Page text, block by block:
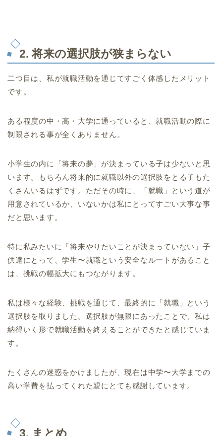
2. 将来の選択肢が狭まらない
二つ目は、私が就職活動を通じてすごく体感したメリット
です。
ある程度の中・高・大学に通っていると、就職活動の際に
制限される事が全くありません。
小学生の内に「将来の夢」が決まっている子は少ないと思
います。もちろん将来的に就職以外の選択肢をとる子もた
くさんいるはずです。ただその時に、「就職」という道が
用意されているか、いないかは私にとってすごい大事な事
だと思います。
特に私みたいに「将来やりたいことが決まっていない」子
供達にとって、学生〜就職という安全なルートがあること
は、挑戦の幅拡大にもつながります。
私は様々な経験、挑戦を通じて、最終的に「就職」という
選択肢を取りました。選択肢が無限にあったことで、私は
納得いく形で就職活動を終えることができたと感じていま
す。
たくさんの迷惑をかけましたが、現在は中学〜大学までの
高い学費を払ってくれた親にとても感謝しています。
3. まとめ